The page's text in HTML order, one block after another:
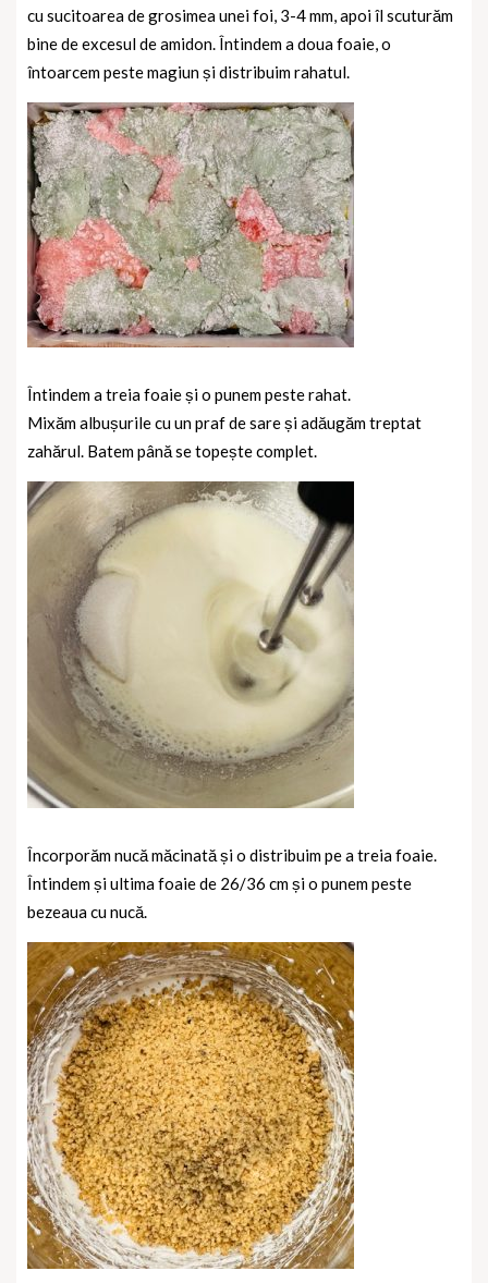
cu sucitoarea de grosimea unei foi, 3-4 mm, apoi îl scuturăm
bine de excesul de amidon. Întindem a doua foaie, o
întoarcem peste magiun și distribuim rahatul.
Întindem a treia foaie și o punem peste rahat.
Mixăm albușurile cu un praf de sare și adăugăm treptat
zahărul. Batem până se topește complet.
Încorporăm nucă măcinată și o distribuim pe a treia foaie.
Întindem și ultima foaie de 26/36 cm și o punem peste
bezeaua cu nucă.